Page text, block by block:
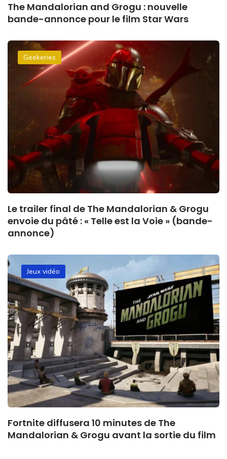
The Mandalorian and Grogu : nouvelle
bande-annonce pour le film Star Wars
Geekeries
Le trailer final de The Mandalorian & Grogu
envoie du pâté : « Telle est la Voie » (bande-
annonce)
Jeux vidéo
Fortnite diffusera 10 minutes de The
Mandalorian & Grogu avant la sortie du film